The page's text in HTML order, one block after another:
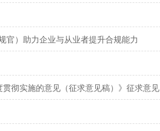
官）助力企业与从业者提升合规能力
彻实施的意见（征求意见稿）》征求意见